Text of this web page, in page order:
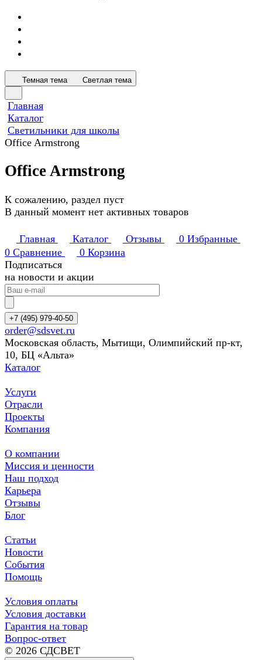
Темная тема Светлая тема
Главная
Каталог
Светильники для школы
Office Armstrong
Office Armstrong
К сожалению, раздел пуст
В данный момент нет активных товаров
Главная Каталог Отзывы 0 Избранные
0 Сравнение 0 Корзина
Подписаться
на новости и акции
+7 (495) 979-40-50
order@sdsvet.ru
Московская область, Мытищи, Олимпийский пр-кт,
10, БЦ «Альта»
Каталог
Услуги
Отрасли
Проекты
Компания
О компании
Миссия и ценности
Наш подход
Карьера
Отзывы
Блог
Статьи
Новости
События
Помощь
Условия оплаты
Условия доставки
Гарантия на товар
Вопрос-ответ
© 2026 СДСВЕТ